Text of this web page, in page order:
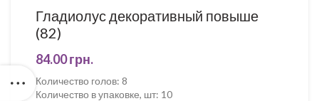
Гладиолус декоративный повыше
(82)
84.00грн.
Количество голов: 8
Количество в упаковке, шт: 10